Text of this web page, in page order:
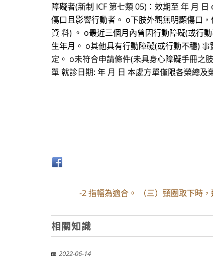
障礙者(新制 ICF 第七類 05)：效期至 年 月
傷口且影響行動者。 o下肢外觀無明顯傷口
資 料) 。 o最近三個月內曾因行動障礙(或行
生年月。 o其他具有行動障礙(或行動不穩)
定。 o未符合申請條件(未具身心障礙手冊之
單 就診日期: 年 月 日 本處方單僅限各榮總
-2 指幅為適合。 （三）頸圈取下時
相關知識
2022-06-14